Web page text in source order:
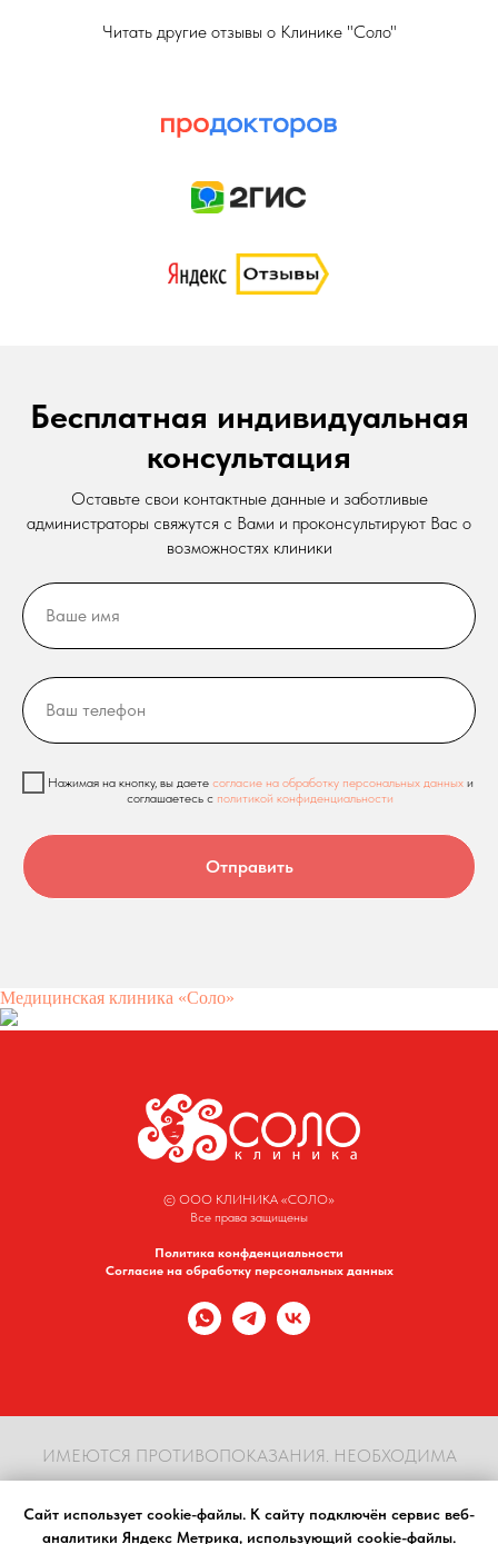
Читать другие отзывы о Клинике "Соло"
Бесплатная индивидуальная
консультация
Оставьте свои контактные данные и заботливые
администраторы свяжутся с Вами и проконсультируют Вас о
возможностях клиники
Нажимая на кнопку, вы даете согласие на обработку персональных данных и
соглашаетесь c политикой конфиденциальности
Отправить
Медицинская клиника «Соло»
© ООО КЛИНИКА «СОЛО»
Все права защищены
Политика конфденциальности
Согласие на обработку персональных данных
ИМЕЮТСЯ ПРОТИВОПОКАЗАНИЯ. НЕОБХОДИМА
КОНСУЛЬТАЦИЯ СПЕЦИАЛИСТА
Сайт использует cookie-файлы. К cайту подключён сервис веб-
аналитики Яндекс Метрика, использующий cookie-файлы.